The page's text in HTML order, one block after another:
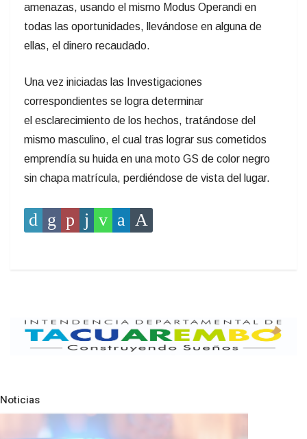
amenazas, usando el mismo Modus Operandi en
todas las oportunidades, llevándose en alguna de
ellas, el dinero recaudado.
Una vez iniciadas las Investigaciones
correspondientes se logra determinar
el esclarecimiento de los hechos, tratándose del
mismo masculino, el cual tras lograr sus cometidos
emprendía su huida en una moto GS de color negro
sin chapa matrícula, perdiéndose de vista del lugar.
Noticias
NOTICIAS